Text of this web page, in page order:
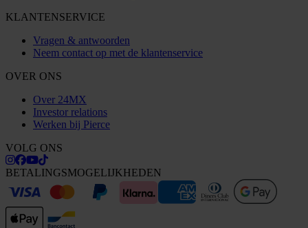
KLANTENSERVICE
Vragen & antwoorden
Neem contact op met de klantenservice
OVER ONS
Over 24MX
Investor relations
Werken bij Pierce
VOLG ONS
BETALINGSMOGELIJKHEDEN